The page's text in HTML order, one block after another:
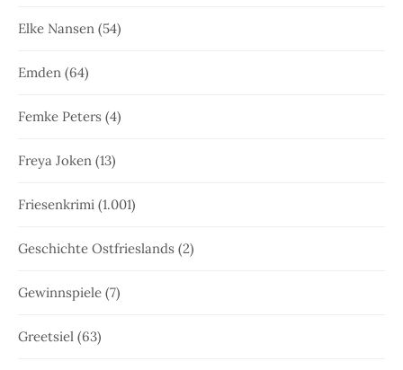
Elke Nansen (54)
Emden (64)
Femke Peters (4)
Freya Joken (13)
Friesenkrimi (1.001)
Geschichte Ostfrieslands (2)
Gewinnspiele (7)
Greetsiel (63)